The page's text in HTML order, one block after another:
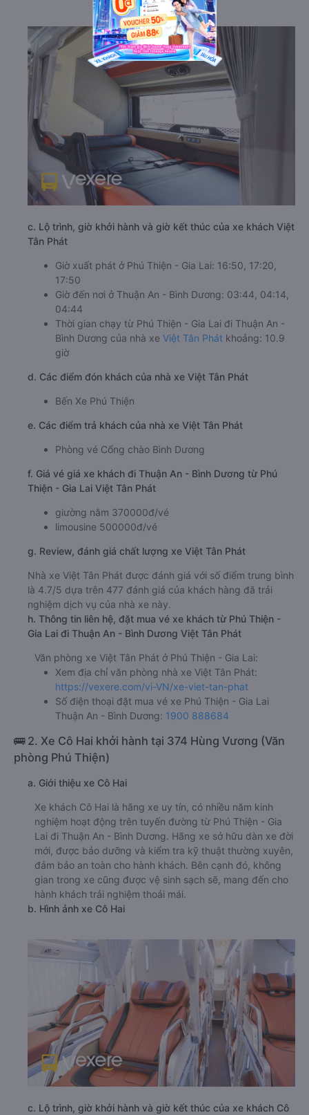
c. Lộ trình, giờ khởi hành và giờ kết thúc của xe khách Việt
Tân Phát
Giờ xuất phát ở Phú Thiện - Gia Lai: 16:50, 17:20,
17:50
Giờ đến nơi ở Thuận An - Bình Dương: 03:44, 04:14,
04:44
Thời gian chạy từ Phú Thiện - Gia Lai đi Thuận An -
Bình Dương của nhà xe Việt Tân Phát khoảng: 10.9
giờ
d. Các điểm đón khách của nhà xe Việt Tân Phát
Bến Xe Phú Thiện
e. Các điểm trả khách của nhà xe Việt Tân Phát
Phòng vé Cổng chào Bình Dương
f. Giá vé giá xe khách đi Thuận An - Bình Dương từ Phú
Thiện - Gia Lai Việt Tân Phát
giường nằm 370000đ/vé
limousine 500000đ/vé
g. Review, đánh giá chất lượng xe Việt Tân Phát
Nhà xe Việt Tân Phát được đánh giá với số điểm trung bình
là 4.7/5 dựa trên 477 đánh giá của khách hàng đã trải
nghiệm dịch vụ của nhà xe này.
h. Thông tin liên hệ, đặt mua vé xe khách từ Phú Thiện -
Gia Lai đi Thuận An - Bình Dương Việt Tân Phát
Văn phòng xe Việt Tân Phát ở Phú Thiện - Gia Lai:
Xem địa chỉ văn phòng nhà xe Việt Tân Phát:
https://vexere.com/vi-VN/xe-viet-tan-phat
Số điện thoại đặt mua vé xe Phú Thiện - Gia Lai
Thuận An - Bình Dương: 1900 888684
🚌 2. Xe Cô Hai khởi hành tại 374 Hùng Vương (Văn
phòng Phú Thiện)
a. Giới thiệu xe Cô Hai
Xe khách Cô Hai là hãng xe uy tín, có nhiều năm kinh
nghiệm hoạt động trên tuyến đường từ Phú Thiện - Gia
Lai đi Thuận An - Bình Dương. Hãng xe sở hữu dàn xe đời
mới, được bảo dưỡng và kiểm tra kỹ thuật thường xuyên,
đảm bảo an toàn cho hành khách. Bên cạnh đó, không
gian trong xe cũng được vệ sinh sạch sẽ, mang đến cho
hành khách trải nghiệm thoải mái.
b. Hình ảnh xe Cô Hai
c. Lộ trình, giờ khởi hành và giờ kết thúc của xe khách Cô